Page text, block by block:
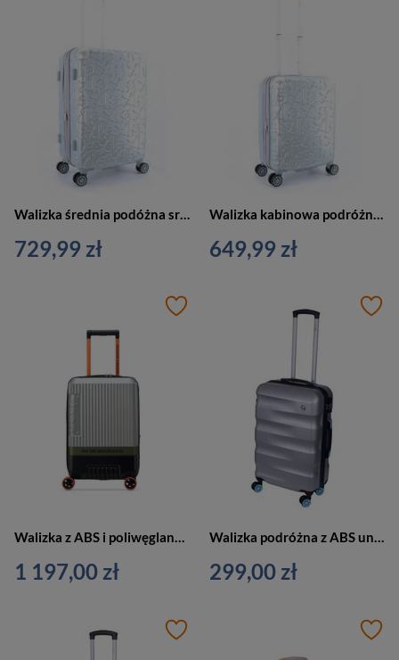
729,99 zł 649,99 zł
Walizka z ABS i poliwęglanu unisex Jeep JH001A kabinowa 55 cm srebrna
1 197,00 zł
Walizka podróżna z ABS unisex Dielle 150 na 4 kółkach średnia srebrna
299,00 zł